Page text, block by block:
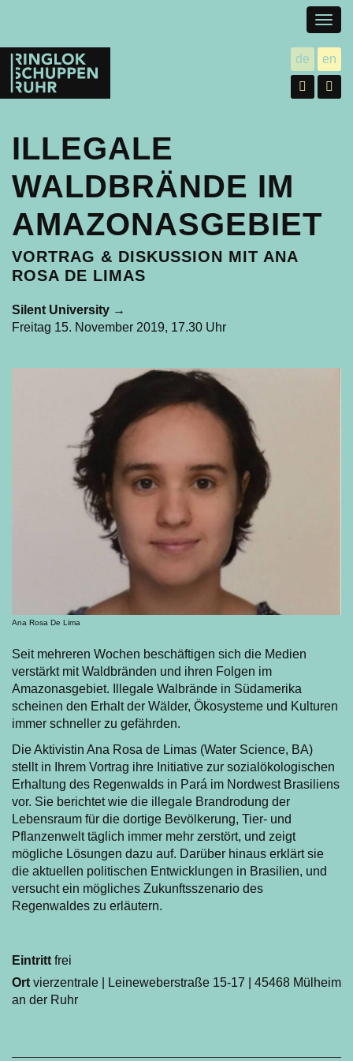
Ringlokschuppen
Ruhr
de utsch
en
ILLEGALE
WALDBRÄNDE IM
AMAZONASGEBIET
VORTRAG & DISKUSSION MIT ANA
ROSA DE LIMAS
Silent University →
Freitag 15. November 2019, 17.30 Uhr
Ana Rosa De Lima
Seit mehreren Wochen beschäftigen sich die Medien
verstärkt mit Waldbränden und ihren Folgen im
Amazonasgebiet. Illegale Walbrände in Südamerika
scheinen den Erhalt der Wälder, Ökosysteme und Kulturen
immer schneller zu gefährden.
Die Aktivistin Ana Rosa de Limas (Water Science, BA)
stellt in Ihrem Vortrag ihre Initiative zur sozialökologischen
Erhaltung des Regenwalds in Pará im Nordwest Brasiliens
vor. Sie berichtet wie die illegale Brandrodung der
Lebensraum für die dortige Bevölkerung, Tier- und
Pflanzenwelt täglich immer mehr zerstört, und zeigt
mögliche Lösungen dazu auf. Darüber hinaus erklärt sie
die aktuellen politischen Entwicklungen in Brasilien, und
versucht ein mögliches Zukunftsszenario des
Regenwaldes zu erläutern.
Eintritt frei
Ort vierzentrale | Leineweberstraße 15-17 | 45468 Mülheim
an der Ruhr